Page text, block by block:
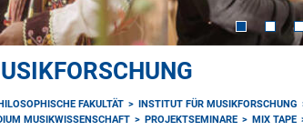
FAKULTÄT INSTITUT FÜR MUSIKFORSCHUNG
MUSIKWISSENSCHAFT
PROJEKTSEMINARE MIX TAPE